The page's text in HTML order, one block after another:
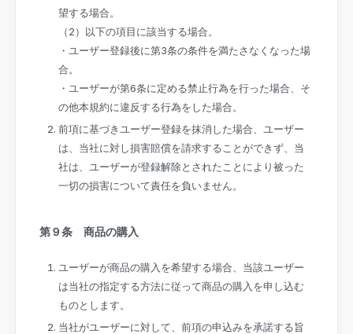
望する場合。
（2）以下の項目に該当する場合。
・ユーザー登録後に第3条の条件を満たさなくなった場
合。
・ユーザーが第6条に定める禁止行為を行った場合、そ
の他本規約に違反する行為をした場合。
前項に基づきユーザー登録を抹消した場合、ユーザー
は、当社に対し損害賠償を請求することができず、当
社は、ユーザーが登録解除とされたことにより被った
一切の損害について責任を負いません。
第９条 商品の購入
ユーザーが商品の購入を希望する場合、当該ユーザー
は当社の指定する方法に従って商品の購入を申し込む
ものとします。
当社がユーザーに対して、前項の申込みを承諾する旨